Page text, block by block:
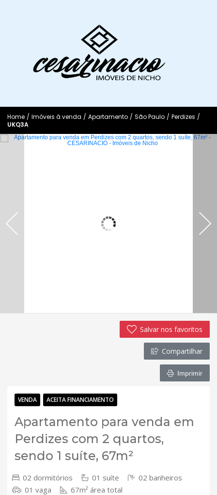
Home / Imóveis à venda / Apartamento / São Paulo / Perdizes /
UKQ3A
Salvar nos favoritos
Compartilhar
Imprimir
VENDA ACEITA FINANCIAMENTO
Apartamento para venda em
Perdizes com 2 quartos,
sendo 1 suíte, 67m²
02 dormitórios 01 suíte
02 banheiros
01 vaga
67m² área total